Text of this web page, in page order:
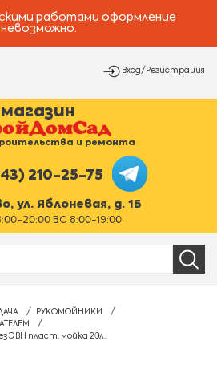
работами оформление
Вход/Регистрация
магазин
и ремонта
210-25-75
ул. Яблоневая, д. 1Б
20:00 ВС 8:00-19:00
РУКОМОЙНИКИ
ЭВН пласт. мойка 20л.